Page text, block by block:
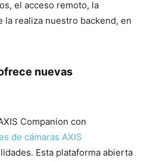
el acceso remoto, la
la realiza nuestro backend, en
nuevas
Companion con
de cámaras AXIS
Esta plataforma abierta